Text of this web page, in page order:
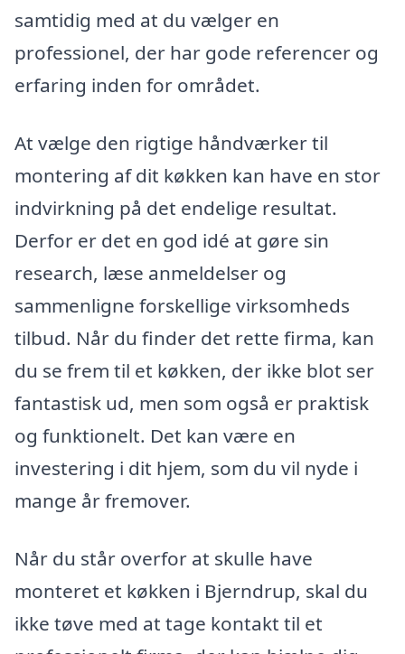
samtidig med at du vælger en
professionel, der har gode referencer og
erfaring inden for området.
At vælge den rigtige håndværker til
montering af dit køkken kan have en stor
indvirkning på det endelige resultat.
Derfor er det en god idé at gøre sin
research, læse anmeldelser og
sammenligne forskellige virksomheds
tilbud. Når du finder det rette firma, kan
du se frem til et køkken, der ikke blot ser
fantastisk ud, men som også er praktisk
og funktionelt. Det kan være en
investering i dit hjem, som du vil nyde i
mange år fremover.
Når du står overfor at skulle have
monteret et køkken i Bjerndrup, skal du
ikke tøve med at tage kontakt til et